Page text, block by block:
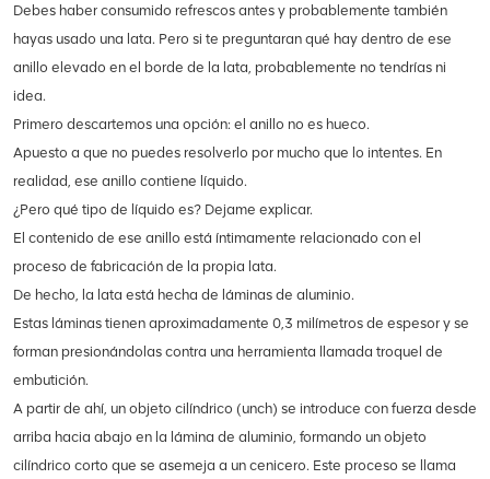
Debes haber consumido refrescos antes y probablemente también
hayas usado una lata. Pero si te preguntaran qué hay dentro de ese
anillo elevado en el borde de la lata, probablemente no tendrías ni
idea.
Primero descartemos una opción: el anillo no es hueco.
Apuesto a que no puedes resolverlo por mucho que lo intentes. En
realidad, ese anillo contiene líquido.
¿Pero qué tipo de líquido es? Dejame explicar.
El contenido de ese anillo está íntimamente relacionado con el
proceso de fabricación de la propia lata.
De hecho, la lata está hecha de láminas de aluminio.
Estas láminas tienen aproximadamente 0,3 milímetros de espesor y se
forman presionándolas contra una herramienta llamada troquel de
embutición.
A partir de ahí, un objeto cilíndrico (unch) se introduce con fuerza desde
arriba hacia abajo en la lámina de aluminio, formando un objeto
cilíndrico corto que se asemeja a un cenicero. Este proceso se llama